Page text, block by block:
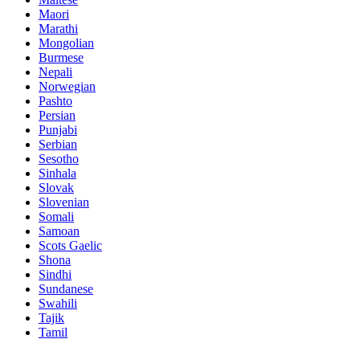
Maori
Marathi
Mongolian
Burmese
Nepali
Norwegian
Pashto
Persian
Punjabi
Serbian
Sesotho
Sinhala
Slovak
Slovenian
Somali
Samoan
Scots Gaelic
Shona
Sindhi
Sundanese
Swahili
Tajik
Tamil